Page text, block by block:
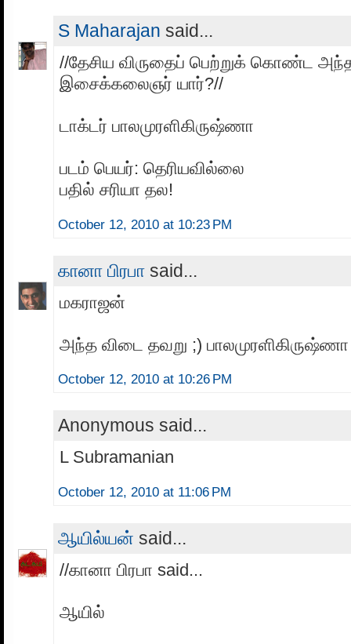
S Maharajan said...
//தேசிய விருதைப் பெற்றுக் கொண்ட
இசைக்கலைஞர் யார்?//
டாக்டர் பாலமுரளிகிருஷ்ணா
படம் பெயர்: தெரியவில்லை
பதில் சரியா தல!
October 12, 2010 at 10:23 PM
கானா பிரபா said...
மகராஜன்
அந்த விடை தவறு ;)
October 12, 2010 at 10:26 PM
Anonymous said...
L Subramanian
October 12, 2010 at 11:06 PM
ஆயில்யன் said...
//கானா பிரபா said...
ஆயில்